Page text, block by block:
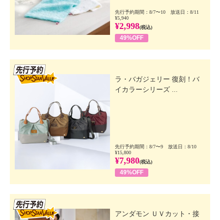
先行予約期間：8/7〜10 放送日：8/11
¥5,940
¥2,998(税込)
49%OFF
ラ・バガジェリー 復刻！バ
イカラーシリーズ ...
先行予約期間：8/7〜9 放送日：8/10
¥15,800
¥7,980(税込)
49%OFF
アンダモン ＵＶカット・接